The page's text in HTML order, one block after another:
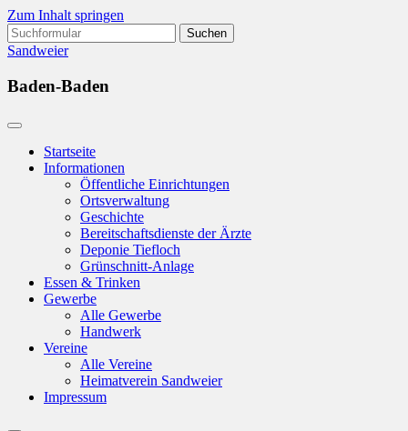
Zum Inhalt springen
Suchen
nach:
Sandweier
Baden-Baden
Startseite
Informationen
Öffentliche Einrichtungen
Ortsverwaltung
Geschichte
Bereitschaftsdienste der Ärzte
Deponie Tiefloch
Grünschnitt-Anlage
Essen & Trinken
Gewerbe
Alle Gewerbe
Handwerk
Vereine
Alle Vereine
Heimatverein Sandweier
Impressum